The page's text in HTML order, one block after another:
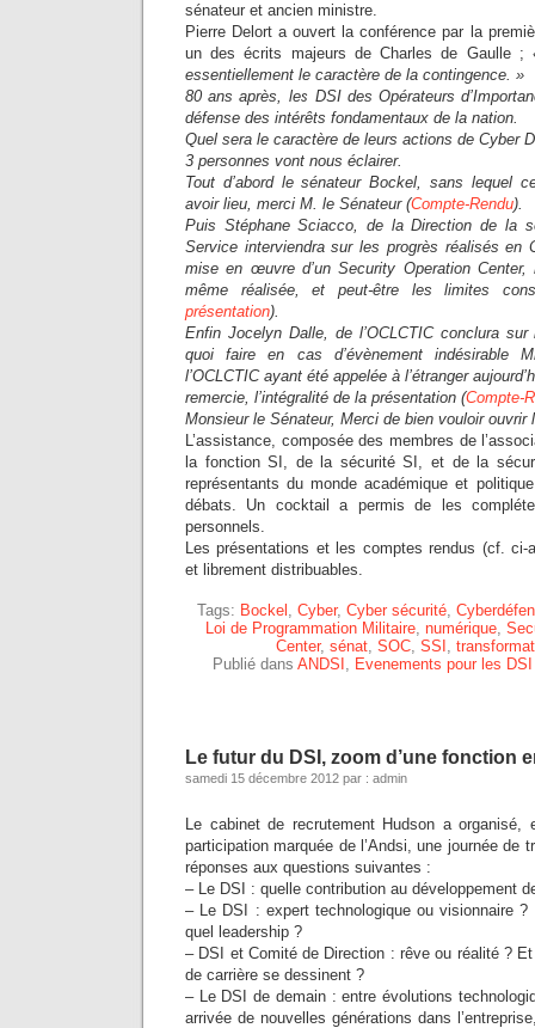
sénateur et ancien ministre.
Pierre Delort a ouvert la conférence par la
un des écrits majeurs de Charles de Gaulle ;
essentiellement le caractère de la contingence. »
80 ans après, les DSI des Opérateurs
défense des intérêts fondamentaux de la nation.
Quel sera le caractère de leurs actions de Cyber
3 personnes vont nous éclairer.
Tout d’abord le sénateur Bockel, sans lequel
avoir lieu, merci M. le Sénateur (Compte-Rendu).
Puis Stéphane Sciacco, de la Direction de la
Service interviendra sur les progrès réalisés en
mise en œuvre d’un Security Operation
même réalisée, et peut-être les limites
présentation).
Enfin Jocelyn Dalle, de l’OCLCTIC conclura
quoi faire en cas d’évènement indésirable
l’OCLCTIC ayant été appelée à l’étranger
remercie, l’intégralité de la présentation (Compte-
Monsieur le Sénateur, Merci de bien vouloir
L’assistance, composée des membres de
la fonction SI, de la sécurité SI, et de la
représentants du monde académique et
débats. Un cocktail a permis de les
personnels.
Les présentations et les comptes rendus (cf. ci-
et librement distribuables.
Tags: Bockel , Cyber, Cyber sécurité,
Loi de Programmation Militaire, numérique,
Center, sénat, SOC, SSI ,
Publié dans ANDSI , Evenements pour les DSI
Le futur du DSI, zoom d’une fonction
samedi 15 décembre 2012 par : admin
Le cabinet de recrutement Hudson a organisé,
participation marquée de l’Andsi, une journée de
réponses aux questions suivantes :
– Le DSI : quelle contribution au développement
– Le DSI : expert technologique ou visionnaire ?
quel leadership ?
– DSI et Comité de Direction : rêve ou réalité ?
de carrière se dessinent ?
– Le DSI de demain : entre évolutions
arrivée de nouvelles générations dans